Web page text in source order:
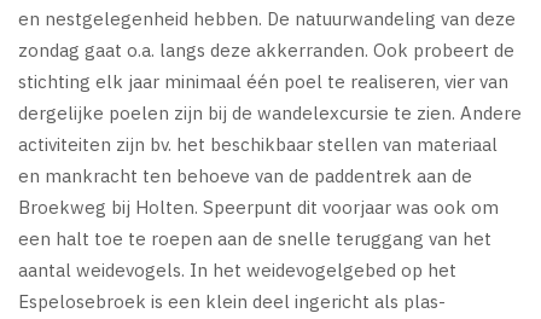
en nestgelegenheid hebben. De natuurwandeling van deze
zondag gaat o.a. langs deze akkerranden. Ook probeert de
stichting elk jaar minimaal één poel te realiseren, vier van
dergelijke poelen zijn bij de wandelexcursie te zien. Andere
activiteiten zijn bv. het beschikbaar stellen van materiaal
en mankracht ten behoeve van de paddentrek aan de
Broekweg bij Holten. Speerpunt dit voorjaar was ook om
een halt toe te roepen aan de snelle teruggang van het
aantal weidevogels. In het weidevogelgebed op het
Espelosebroek is een klein deel ingericht als plas-